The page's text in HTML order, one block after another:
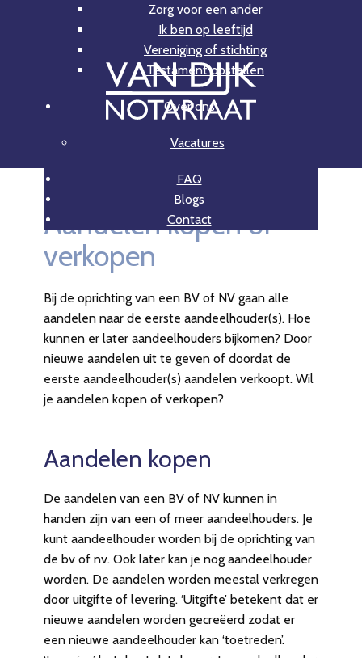
Zorg voor een ander
Ik ben op leeftijd
Vereniging of stichting
Testament opstellen
Over ons
Vacatures
FAQ
Blogs
Contact
Aandelen kopen of
verkopen
Bij de oprichting van een BV of NV gaan alle
aandelen naar de eerste aandeelhouder(s). Hoe
kunnen er later aandeelhouders bijkomen? Door
nieuwe aandelen uit te geven of doordat de
eerste aandeelhouder(s) aandelen verkoopt. Wil
je aandelen kopen of verkopen?
Aandelen kopen
De aandelen van een BV of NV kunnen in
handen zijn van een of meer aandeelhouders. Je
kunt aandeelhouder worden bij de oprichting van
de bv of nv. Ook later kan je nog aandeelhouder
worden. De aandelen worden meestal verkregen
door uitgifte of levering. ‘Uitgifte’ betekent dat er
nieuwe aandelen worden gecreëerd zodat er
een nieuwe aandeelhouder kan ‘toetreden’.